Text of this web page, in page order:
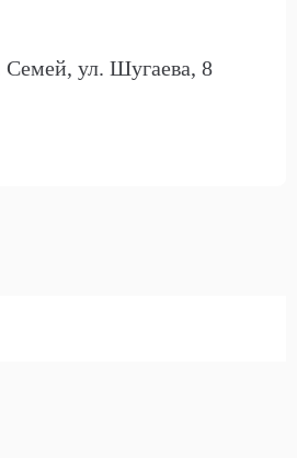
ул. Шугаева, 8